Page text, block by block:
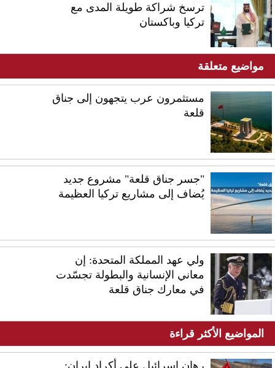
ترسخ شراكة طويلة المدى مع
تركيا وباكستان
مواضيع متعلقة
مستثمرون عرب يتجهون إلى جناق
قلعة
"جسر جناق قلعة" مشروع جديد
يُضاف إلى مشاريع تركيا العظيمة
ولي عهد المملكة المتحدة: إن
معاني الإنسانية والبطولة تجسّدت
في معارك جناق قلعة
المواضيع الأكثر قراءة